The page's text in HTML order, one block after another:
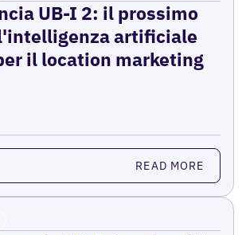
UB-I 2: il prossimo
artificiale
il location marketing
READ MORE